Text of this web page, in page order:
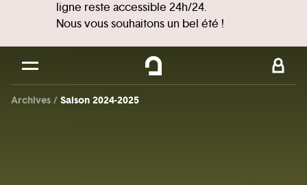
ligne reste accessible 24h/24.
Nous vous souhaitons un bel été !
Archives Saison 2024-2025